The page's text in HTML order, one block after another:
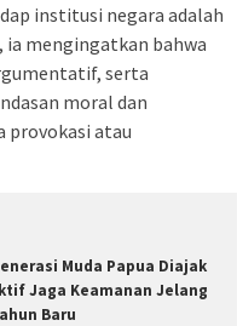
institusi negara adalah
mengingatkan bahwa
serta
moral dan
provokasi atau
Muda Papua Diajak
Jaga Keamanan Jelang
Baru